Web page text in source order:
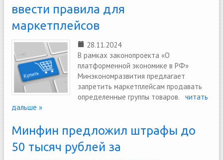
ввести правила для
маркетплейсов
28.11.2024
В рамках законопроекта «О
платформенной экономике в РФ»
Минэкономразвития предлагает
запретить маркетплейсам продавать
определенные группы товаров. читать
дальше »
Минфин предложил штрафы до
50 тысяч рублей за